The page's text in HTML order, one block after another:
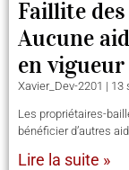
Faillite
Aucune
en
Xavier_Dev-2201 13
Les propriétaires-
bénéficier d’autres
Lire la suite »